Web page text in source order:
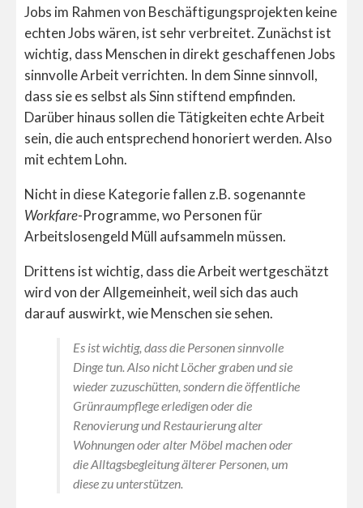
Jobs im Rahmen von Beschäftigungsprojekten keine
echten Jobs wären, ist sehr verbreitet. Zunächst ist
wichtig, dass Menschen in direkt geschaffenen Jobs
sinnvolle Arbeit verrichten. In dem Sinne sinnvoll,
dass sie es selbst als Sinn stiftend empfinden.
Darüber hinaus sollen die Tätigkeiten echte Arbeit
sein, die auch entsprechend honoriert werden. Also
mit echtem Lohn.
Nicht in diese Kategorie fallen z.B. sogenannte
Workfare-Programme, wo Personen für
Arbeitslosengeld Müll aufsammeln müssen.
Drittens ist wichtig, dass die Arbeit wertgeschätzt
wird von der Allgemeinheit, weil sich das auch
darauf auswirkt, wie Menschen sie sehen.
Es ist wichtig, dass die Personen sinnvolle
Dinge tun. Also nicht Löcher graben und sie
wieder zuzuschütten, sondern die öffentliche
Grünraumpflege erledigen oder die
Renovierung und Restaurierung alter
Wohnungen oder alter Möbel machen oder
die Alltagsbegleitung älterer Personen, um
diese zu unterstützen.